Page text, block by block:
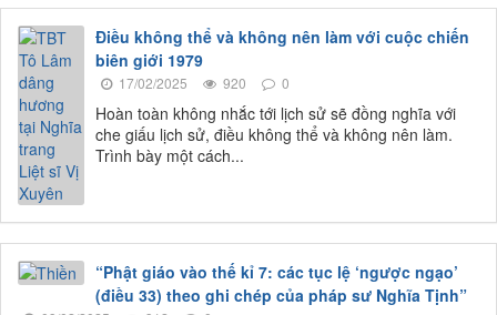
Điều không thể và không nên làm với cuộc chiến
biên giới 1979
17/02/2025 920 0
Hoàn toàn không nhắc tới lịch sử sẽ đồng nghĩa với
che giấu lịch sử, điều không thể và không nên làm.
Trình bày một cách...
“Phật giáo vào thế kỉ 7: các tục lệ ‘ngược ngạo’
(điều 33) theo ghi chép của pháp sư Nghĩa Tịnh”